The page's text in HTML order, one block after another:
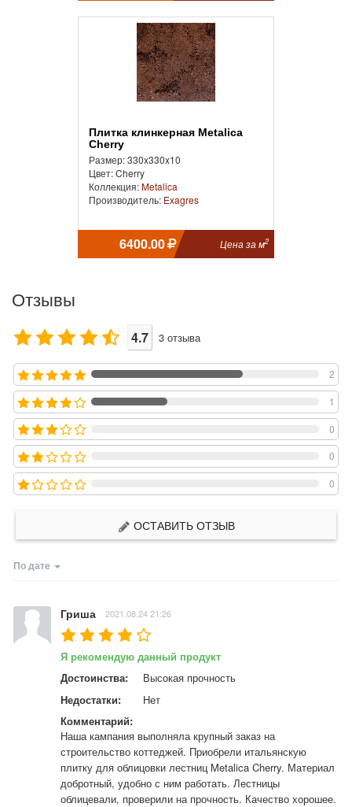
Плитка клинкерная Metalica
Cherry
Размер: 330x330x10
Цвет: Cherry
Коллекция:Metalica
Производитель: Exagres
6400.00 Цена за м2
Отзывы
4.7 3 отзыва
2
1
0
0
0
ОСТАВИТЬ ОТЗЫВ
По дате
Гриша 2021.08.24 21:26
Я рекомендую данный продукт
Достоинства:
Высокая прочность
Недостатки:
Нет
Комментарий:
Наша кампания выполняла крупный заказ на
строительство коттеджей. Приобрели итальянскую
плитку для облицовки лестниц Metalica Cherry. Материал
добротный, удобно с ним работать. Лестницы
облицевали, проверили на прочность. Качество хорошее.